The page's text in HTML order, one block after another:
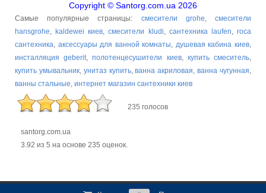
Copyright © Santorg.com.ua 2026
Самые популярные страницы: смесители grohe,смесители
hansgrohe, kaldewei киев,смесители kludi, сантехника laufen,roca
сантехника, аксессуары для ванной комнаты, душевая кабина киев,
инсталляция geberit,полотенцесушители киев, купить смеситель,
купить умывальник, унитаз купить,ванна акриловая,ванна чугунная,
ванны стальные, интернет магазин сантехники киев
235 голосов
santorg.com.ua
3.92 из 5 на основе 235 оценок.